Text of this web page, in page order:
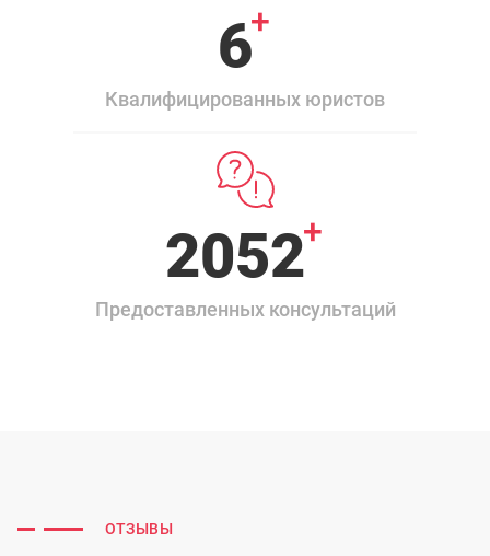
6+
Квалифицированных юристов
2350+
Предоставленных консультаций
ОТЗЫВЫ